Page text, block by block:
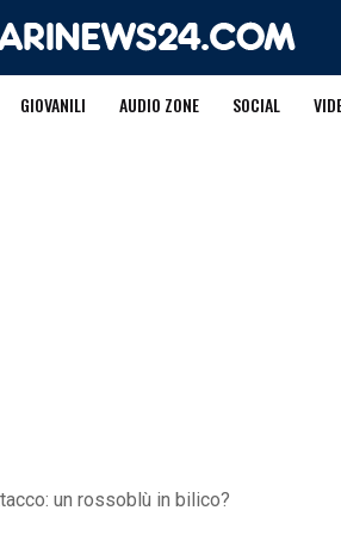
GIOVANILI AUDIO ZONE SOCIAL
un rossoblù in bilico?